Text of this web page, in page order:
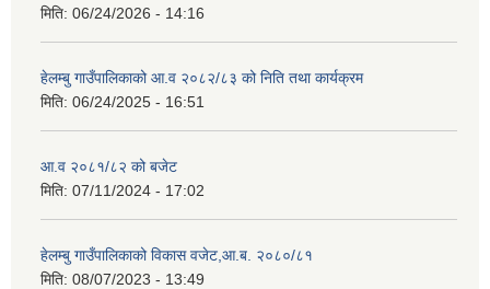
मिति: 06/24/2026 - 14:16
हेलम्बु गाउँपालिकाको आ.व २०८२/८३ को निति तथा कार्यक्रम
मिति: 06/24/2025 - 16:51
आ.व २०८१/८२ को बजेट
मिति: 07/11/2024 - 17:02
हेलम्बु गाउँपालिकाको विकास वजेट,आ.ब. २०८०/८१
मिति: 08/07/2023 - 13:49